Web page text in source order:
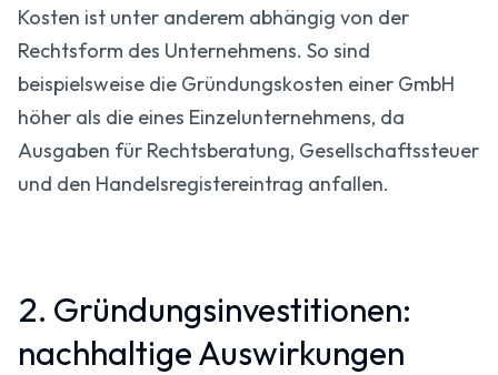
Kosten ist unter anderem abhängig von der
Rechtsform des Unternehmens. So sind
beispielsweise die Gründungskosten einer GmbH
höher als die eines Einzelunternehmens, da
Ausgaben für Rechtsberatung, Gesellschaftssteuer
und den Handelsregistereintrag anfallen.
2. Gründungsinvestitionen:
nachhaltige Auswirkungen